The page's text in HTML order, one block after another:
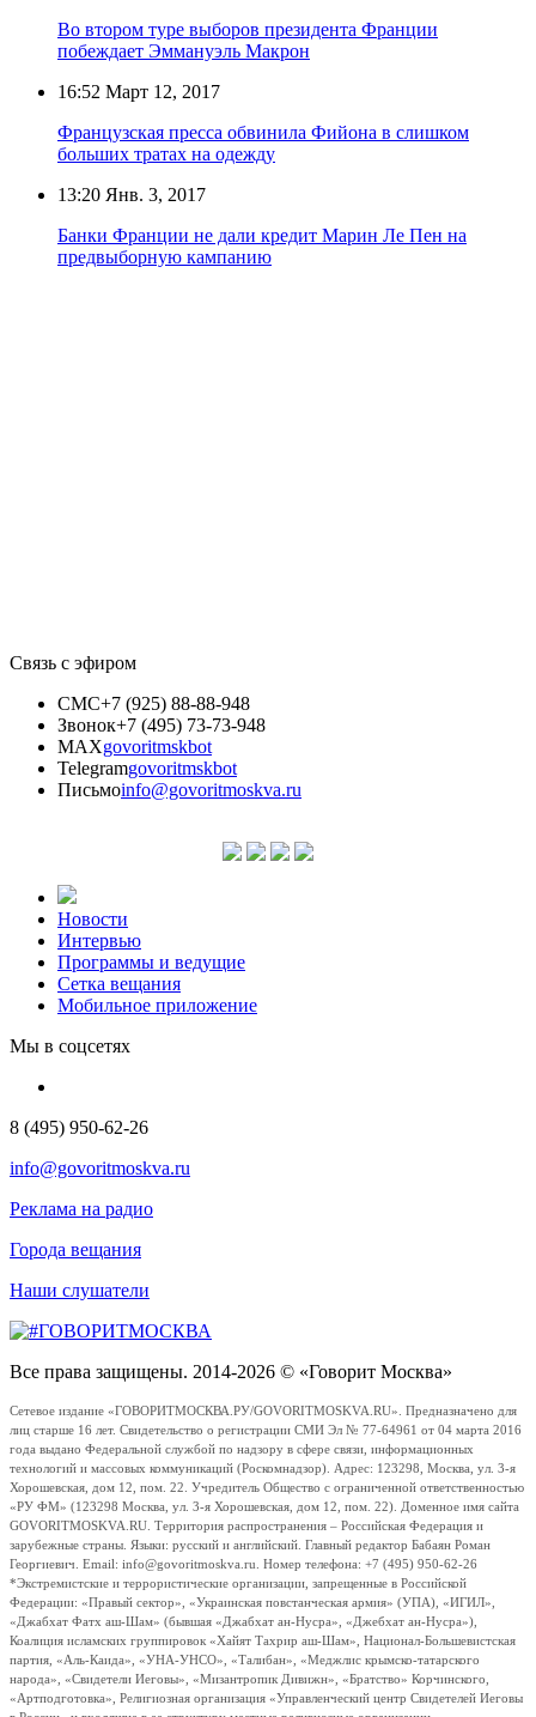
Во втором туре выборов президента Франции
побеждает Эммануэль Макрон
16:52 Март 12, 2017
Французская пресса обвинила Фийона в слишком
больших тратах на одежду
13:20 Янв. 3, 2017
Банки Франции не дали кредит Марин Ле Пен на
предвыборную кампанию
Связь с эфиром
СМС+7 (925) 88-88-948
Звонок+7 (495) 73-73-948
MAXgovoritmskbot
Telegramgovoritmskbot
Письмоinfo@govoritmoskva.ru
Новости
Интервью
Программы и ведущие
Сетка вещания
Мобильное приложение
Мы в соцсетях
8 (495) 950-62-26
info@govoritmoskva.ru
Реклама на радио
Города вещания
Наши слушатели
Все права защищены. 2014-2026 © «Говорит Москва»
Сетевое издание «ГОВОРИТМОСКВА.РУ/GOVORITMOSKVA.RU». Предназначено для
лиц старше 16 лет. Свидетельство о регистрации СМИ Эл № 77-64961 от 04 марта 2016
года выдано Федеральной службой по надзору в сфере связи, информационных
технологий и массовых коммуникаций (Роскомнадзор). Адрес: 123298, Москва, ул. 3-я
Хорошевская, дом 12, пом. 22. Учредитель Общество с ограниченной ответственностью
«РУ ФМ» (123298 Москва, ул. 3-я Хорошевская, дом 12, пом. 22). Доменное имя сайта
GOVORITMOSKVA.RU. Территория распространения – Российская Федерация и
зарубежные страны. Языки: русский и английский. Главный редактор Бабаян Роман
Георгиевич. Email: info@govoritmoskva.ru. Номер телефона: +7 (495) 950-62-26
*Экстремистские и террористические организации, запрещенные в Российской
Федерации: «Правый сектор», «Украинская повстанческая армия» (УПА), «ИГИЛ»,
«Джабхат Фатх аш-Шам» (бывшая «Джабхат ан-Нусра», «Джебхат ан-Нусра»),
Коалиция исламских группировок «Хайят Тахрир аш-Шам», Национал-Большевистская
партия, «Аль-Каида», «УНА-УНСО», «Талибан», «Меджлис крымско-татарского
народа», «Свидетели Иеговы», «Мизантропик Дивижн», «Братство» Корчинского,
«Артподготовка», Религиозная организация «Управленческий центр Свидетелей Иеговы